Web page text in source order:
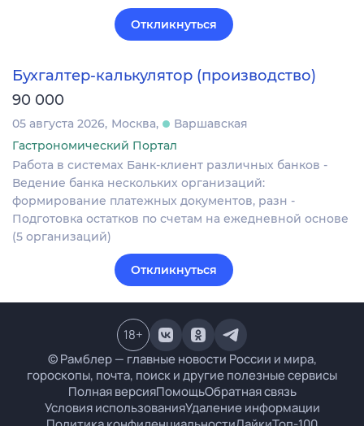
Откликнуться
Бухгалтер-калькулятор (производство)
90 000
05 августа 2026 Москва
Варшавская
Гастрономический Портал
Работа в системах Банк-клиент различных банков -
Ведение банка нескольких организаций:
формирование платежных документов, разн -
Подготовка остатков по счетам на ежедневной основе
(5 организаций)
Откликнуться
© Рамблер — главные новости России и мира,
гороскопы, почта, поиск и другие полезные сервисы
Полная версияПомощьОбратная связь
Условия использованияУдаление информации
18+